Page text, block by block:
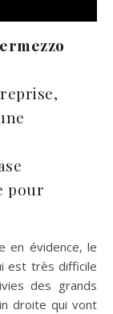
pour
en évidence, le
est très difficile
des grands
droite qui vont